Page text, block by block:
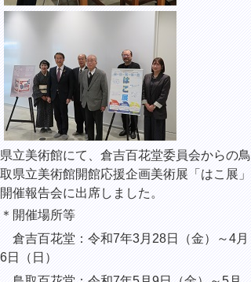
県立美術館にて、倉吉百花堂委員会からの鳥
取県立美術館開館応援企画美術展「はこ展」
開催報告会に出席しました。
＊開催場所等
倉吉百花堂：令和7年3月28日（金）～4月
6日（日）